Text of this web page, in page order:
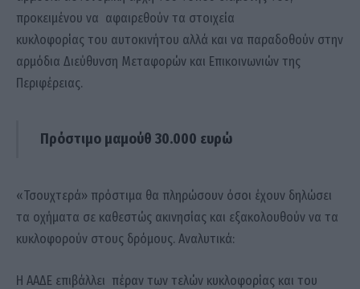
προκειμένου να αφαιρεθούν τα στοιχεία
κυκλοφορίας του αυτοκινήτου αλλά και να παραδοθούν στην
αρμόδια Διεύθυνση Μεταφορών και Επικοινωνιών της
Περιφέρειας.
Πρόστιμο μαμούθ 30.000 ευρώ
«Τσουχτερά» πρόστιμα θα πληρώσουν όσοι έχουν δηλώσει
τα οχήματα σε καθεστώς ακινησίας και εξακολουθούν να τα
κυκλοφορούν στους δρόμους. Αναλυτικά:
Η ΑΑΔΕ επιβάλλει πέραν των τελών κυκλοφορίας και του